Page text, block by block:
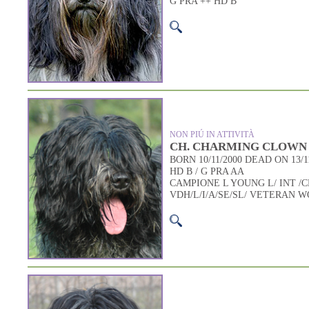
NON PIÚ IN ATTIVITÀ
CH. CHARMING CLOWN
BORN 10/11/2000 DEAD ON 13/
HD B / G PRA AA
CAMPIONE L YOUNG L/ INT /
VDH/L/I/A/SE/SL/ VETERAN